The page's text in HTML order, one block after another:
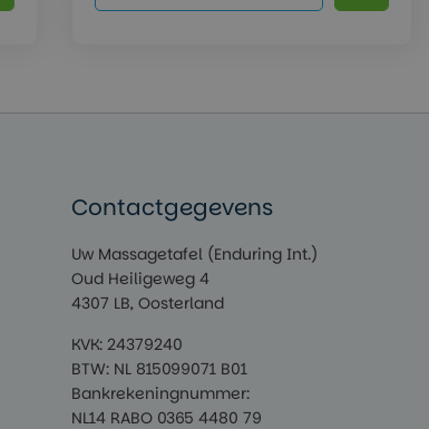
Contactgegevens
Uw Massagetafel (Enduring Int.)
Oud Heiligeweg 4
4307 LB, Oosterland
KVK: 24379240
BTW: NL 815099071 B01
Bankrekeningnummer:
NL14 RABO 0365 4480 79